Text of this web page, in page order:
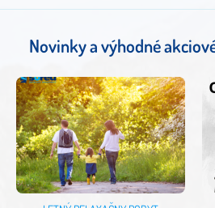
Novinky a výhodné